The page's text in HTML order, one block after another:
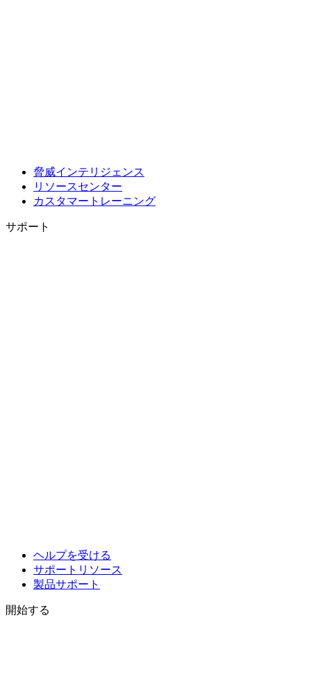
脅威インテリジェンス
リソースセンター
カスタマートレーニング
サポート
ヘルプを受ける
サポートリソース
製品サポート
開始する